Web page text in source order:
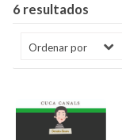
6 resultados